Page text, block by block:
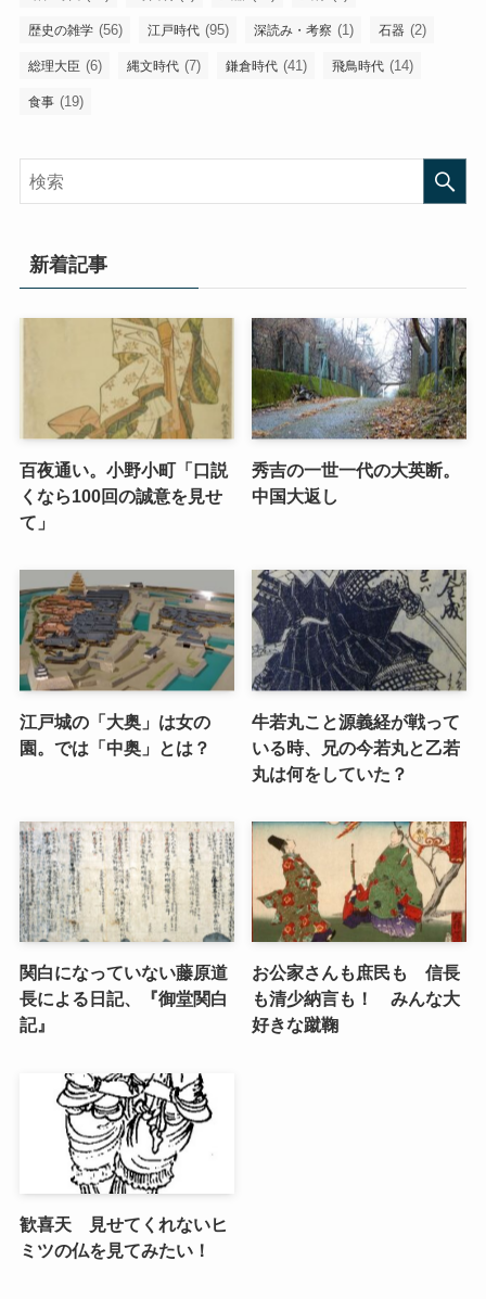
歴史の雑学 (56) 江戸時代 (95) 深読み・考察 (1) 石器 (2)
総理大臣 (6) 縄文時代 (7) 鎌倉時代 (41) 飛鳥時代 (14)
食事 (19)
新着記事
百夜通い。小野小町「口説
くなら100回の誠意を見せ
て」
秀吉の一世一代の大英断。
中国大返し
江戸城の「大奥」は女の
園。では「中奥」とは？
牛若丸こと源義経が戦って
いる時、兄の今若丸と乙若
丸は何をしていた？
関白になっていない藤原道
長による日記、『御堂関白
記』
お公家さんも庶民も 信長
も清少納言も！ みんな大
好きな蹴鞠
歓喜天 見せてくれないヒ
ミツの仏を見てみたい！